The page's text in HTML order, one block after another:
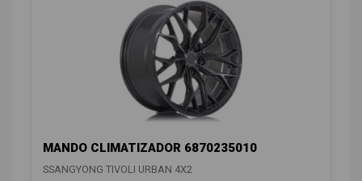
MANDO CLIMATIZADOR 6870235010
SSANGYONG TIVOLI URBAN 4X2